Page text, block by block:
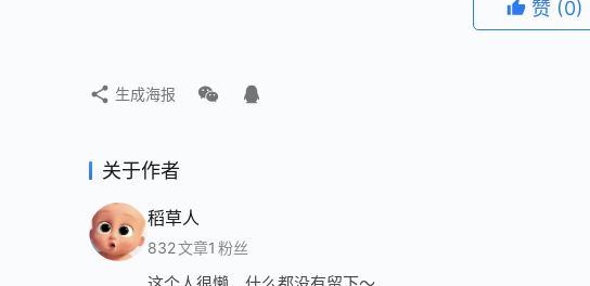
赞 (0)
生成海报
关于作者
稻草人
832文章1 粉丝